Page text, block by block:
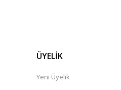
ÜYELİK
Yeni Üyelik